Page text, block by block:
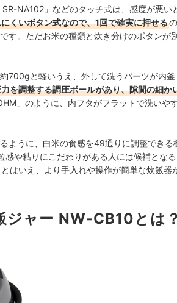
NA102」などのタッチ式は、感度が悪い
くいボタン式なので、1回で確実に押せる
す。ただお米の種類と炊き分けのボタンが
700gと軽いうえ、外して洗うパーツが内
を調整する調圧ボールがあり、隙間の細か
」のように、内フタがフラットで洗いや
ように、白米の食感を49通りに調整できる
や粘りにこだわりがある人には候補となる
とはいえ、より手入れや操作が簡単な炊飯器
ジャー NW-CB10とは？